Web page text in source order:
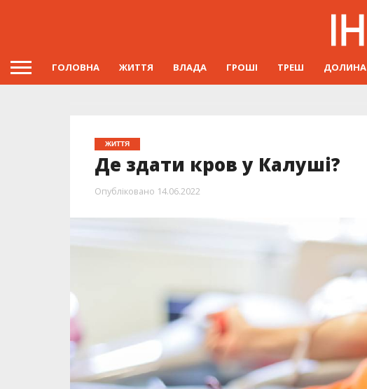
ГОЛОВНА ЖИТТЯ ВЛАДА ГРОШІ ТРЕШ ДОЛИНА
ЖИТТЯ
Де здати кров у Калуші?
Опубліковано 14.06.2022